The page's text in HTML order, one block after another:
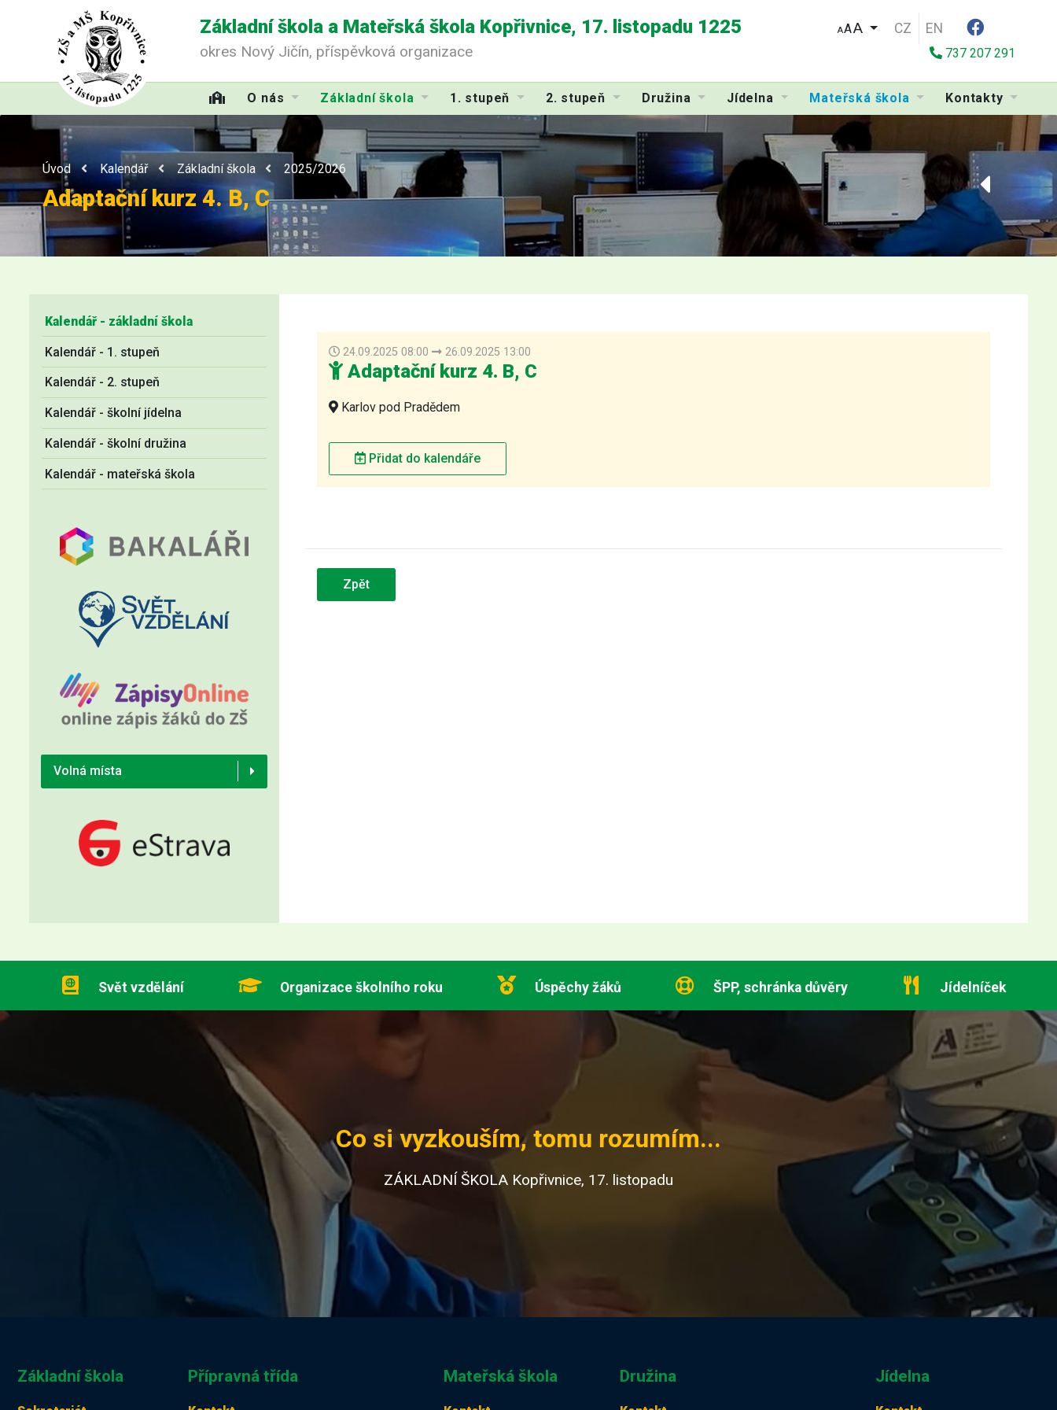
Základní škola a Mateřská škola Kopřivnice, 17. listopadu 1225
okres Nový Jičín, příspěvková organizace
AA CZ EN
737 207 291
O nás Základní škola 1. stupeň 2. stupeň Družina Jídelna Mateřská škola Kontakty
Úvod Kalendář Základní škola 2025/2026
Adaptační kurz 4. B, C
Kalendář - základní škola
Kalendář - 1. stupeň
Kalendář - 2. stupeň
Kalendář - školní jídelna
Kalendář - školní družina
Kalendář - mateřská škola
Volná místa
24.09.2025 08:00 26.09.2025 13:00
Adaptační kurz 4. B, C
Karlov pod Pradědem
Přidat do kalendáře
Zpět
Svět vzdělání Organizace školního roku Úspěchy žáků ŠPP, schránka důvěry Jídelníček
Co si vyzkouším, tomu rozumím...
ZÁKLADNÍ ŠKOLA Kopřivnice, 17. listopadu
Základní škola Přípravná třída Mateřská škola Družina Jídelna